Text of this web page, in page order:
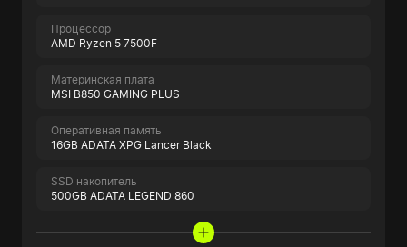
Процессор
AMD Ryzen 5 7500F
Материнская плата
MSI B850 GAMING PLUS
Оперативная память
16GB ADATA XPG Lancer Black
SSD накопитель
500GB ADATA LEGEND 860